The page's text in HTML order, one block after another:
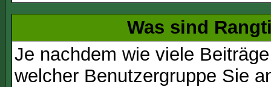
Was sind
Je nachdem wie viele
welcher Benutzergruppe Sie